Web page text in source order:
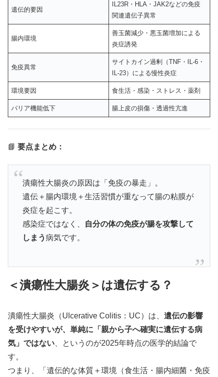
遺伝的要因
IL23R・HLA・JAK2などの免疫
関連遺伝子異常
腸内環境
善玉菌減少・悪玉菌増加による
炎症誘発
免疫異常
サイトカイン過剰（TNF・IL-6・
IL-23）による慢性炎症
環境要因 食生活・感染・ストレス・薬剤
バリア機能低下 腸上皮の損傷・透過性亢進
📘 要点まとめ：
潰瘍性大腸炎の原因は「免疫の暴走」。
遺伝＋腸内環境＋生活習慣が重なって腸の粘膜が
炎症を起こす。
感染症ではなく、
自分の体の免疫が腸を攻撃して
しまう病気です。
＜潰瘍性大腸炎＞は遺伝する？
潰瘍性大腸炎（Ulcerative Colitis：UC）は、 遺伝の影響
を受けやすいが、単純に「親から子へ確実に遺伝する病
気」ではない 、というのが2025年時点の医学的結論で
す。
つまり、「遺伝的な体質＋環境（食生活・腸内細菌・免疫